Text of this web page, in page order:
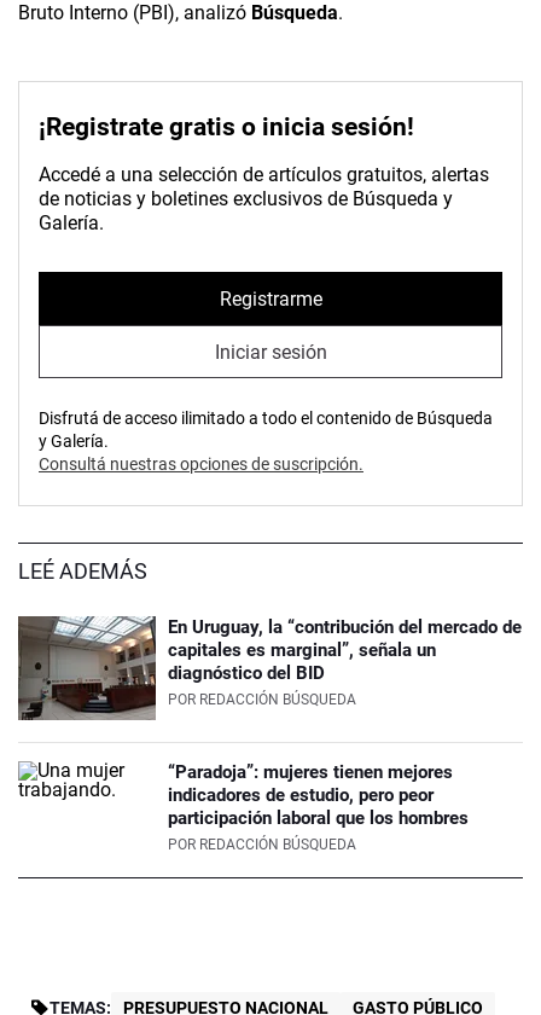
Bruto Interno (PBI), analizó Búsqueda.
¡Registrate gratis o inicia sesión!
Accedé a una selección de artículos gratuitos, alertas
de noticias y boletines exclusivos de Búsqueda y
Galería.
Registrarme
Iniciar sesión
Disfrutá de acceso ilimitado a todo el contenido de Búsqueda
y Galería.
Consultá nuestras opciones de suscripción.
LEÉ ADEMÁS
En Uruguay, la “contribución del mercado de
capitales es marginal”, señala un
diagnóstico del BID
POR REDACCIÓN BÚSQUEDA
“Paradoja”: mujeres tienen mejores
indicadores de estudio, pero peor
participación laboral que los hombres
POR REDACCIÓN BÚSQUEDA
TEMAS: PRESUPUESTO NACIONAL
GASTO PÚBLICO